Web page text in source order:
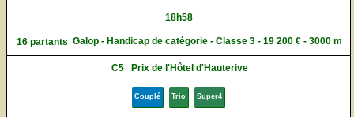
18h58
16 partants Galop - Handicap de catégorie - Classe 3 - 19 200 € - 3000 m
C5 Prix de l'Hôtel d'Hauterive
Couplé Trio Super4